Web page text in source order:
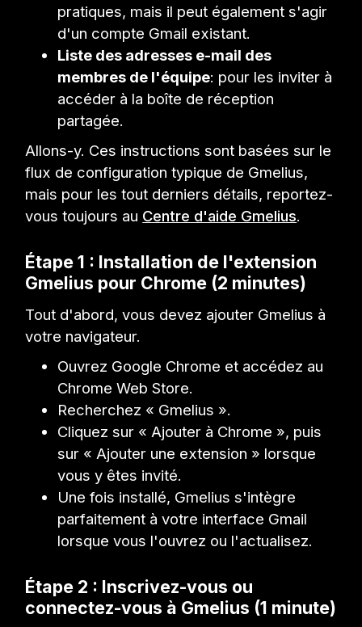
pratiques, mais il peut également s'agir
d'un compte Gmail existant.
Liste des adresses e-mail des
membres de l'équipe: pour les inviter à
accéder à la boîte de réception
partagée.
Allons-y. Ces instructions sont basées sur le
flux de configuration typique de Gmelius,
mais pour les tout derniers détails, reportez-
vous toujours au Centre d'aide Gmelius.
Étape 1 : Installation de l'extension
Gmelius pour Chrome (2 minutes)
Tout d'abord, vous devez ajouter Gmelius à
votre navigateur.
Ouvrez Google Chrome et accédez au
Chrome Web Store.
Recherchez « Gmelius ».
Cliquez sur « Ajouter à Chrome », puis
sur « Ajouter une extension » lorsque
vous y êtes invité.
Une fois installé, Gmelius s'intègre
parfaitement à votre interface Gmail
lorsque vous l'ouvrez ou l'actualisez.
Étape 2 : Inscrivez-vous ou
connectez-vous à Gmelius (1 minute)